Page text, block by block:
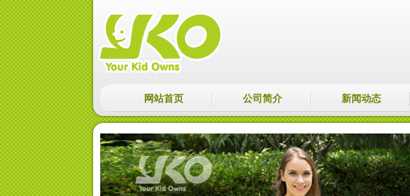
网站首页 公司简介 新闻动态